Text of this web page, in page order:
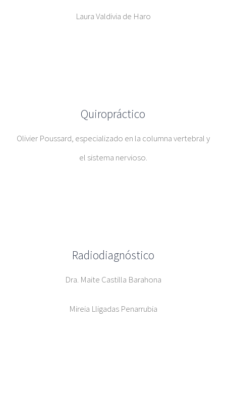
Laura Valdivia de Haro
Quiropráctico
Olivier Poussard, especializado en la columna vertebral y
el sistema nervioso.
Radiodiagnóstico
Dra. Maite Castilla Barahona
Mireia Lligadas Penarrubia